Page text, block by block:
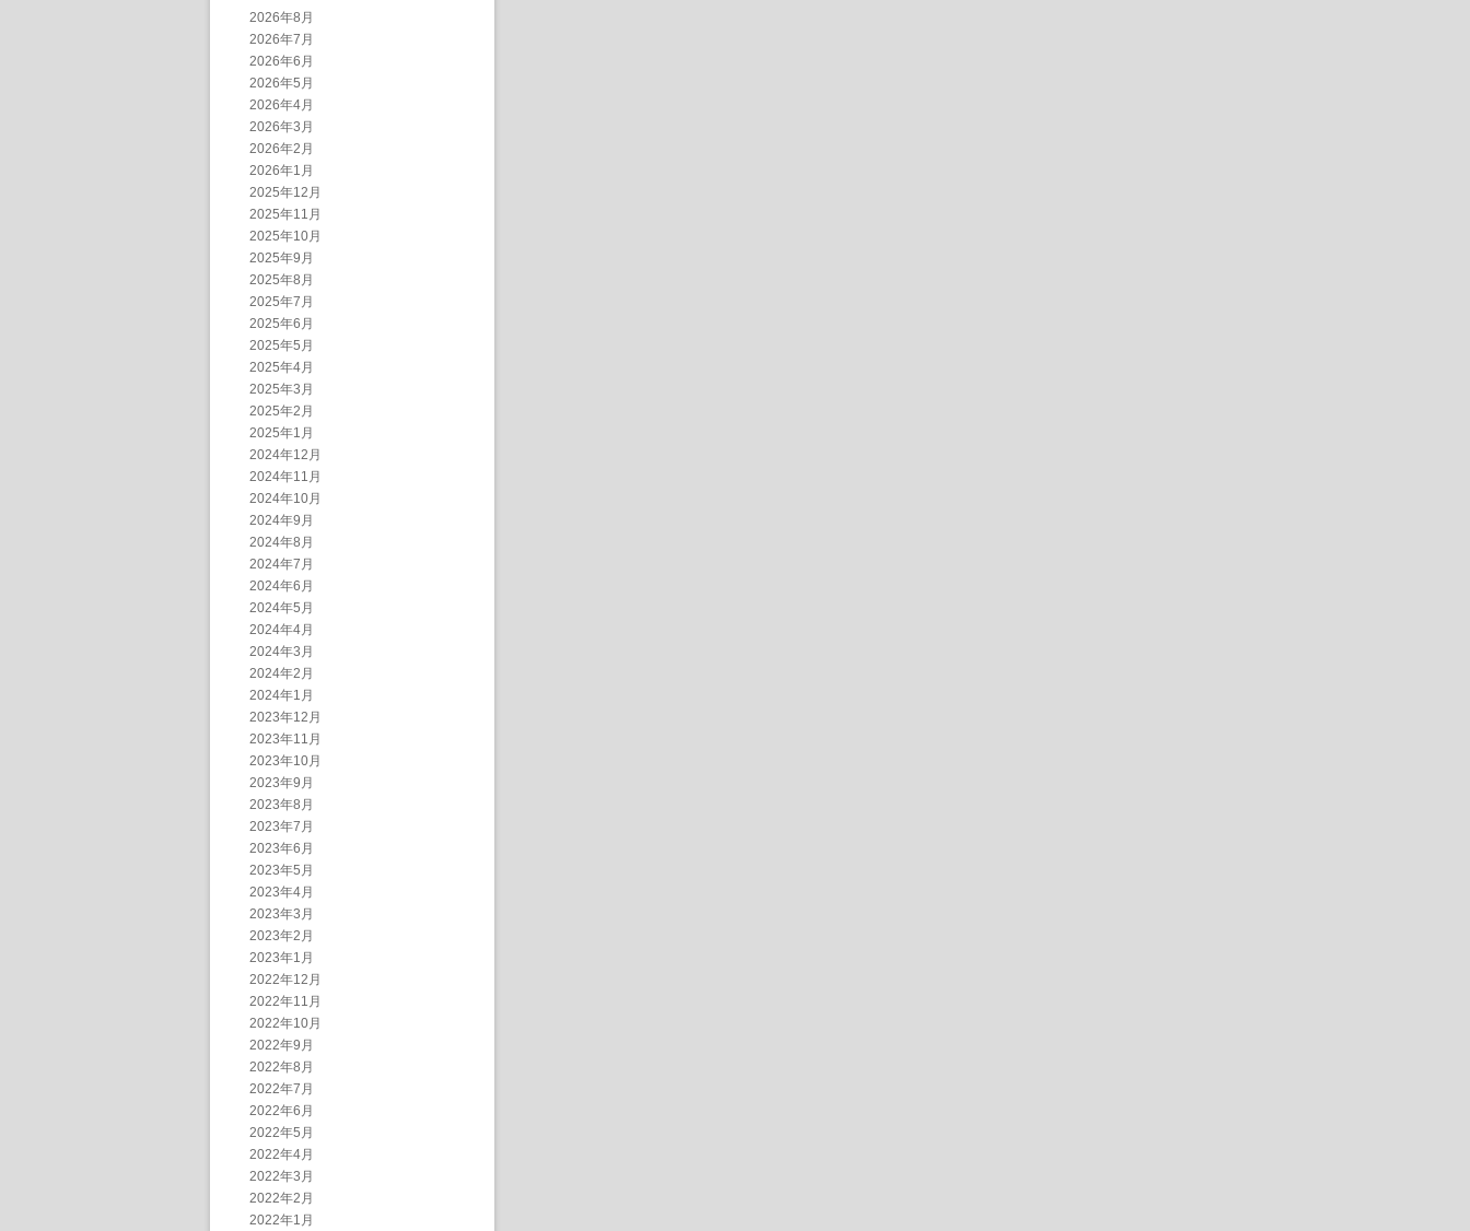
2026年8月
2026年7月
2026年6月
2026年5月
2026年4月
2026年3月
2026年2月
2026年1月
2025年12月
2025年11月
2025年10月
2025年9月
2025年8月
2025年7月
2025年6月
2025年5月
2025年4月
2025年3月
2025年2月
2025年1月
2024年12月
2024年11月
2024年10月
2024年9月
2024年8月
2024年7月
2024年6月
2024年5月
2024年4月
2024年3月
2024年2月
2024年1月
2023年12月
2023年11月
2023年10月
2023年9月
2023年8月
2023年7月
2023年6月
2023年5月
2023年4月
2023年3月
2023年2月
2023年1月
2022年12月
2022年11月
2022年10月
2022年9月
2022年8月
2022年7月
2022年6月
2022年5月
2022年4月
2022年3月
2022年2月
2022年1月